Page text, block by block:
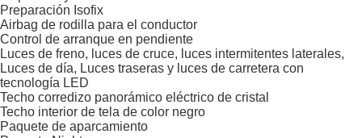
Preparación Isofix
Airbag de rodilla para el conductor
Control de arranque en pendiente
Luces de freno, luces de cruce, luces intermitentes laterales,
Luces de día, Luces traseras y luces de carretera con
tecnología LED
Techo corredizo panorámico eléctrico de cristal
Techo interior de tela de color negro
Paquete de aparcamiento